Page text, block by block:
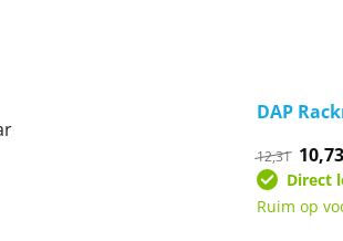
DAP
12,31
prijs
was:
10,73
Direct
Ruim op